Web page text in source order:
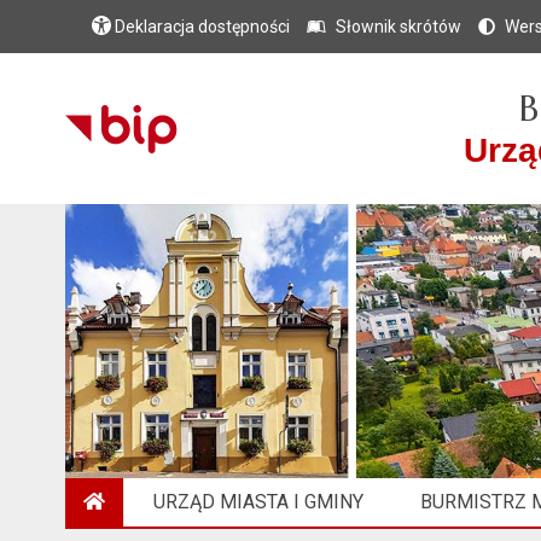
Deklaracja dostępności Słownik skrótów
URZĄD MIASTA I GMINY BURMISTRZ